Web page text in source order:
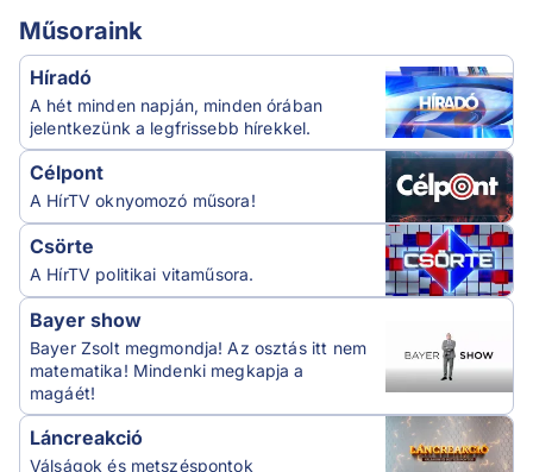
Műsoraink
Híradó
A hét minden napján, minden órában
jelentkezünk a legfrissebb hírekkel.
Célpont
A HírTV oknyomozó műsora!
Csörte
A HírTV politikai vitaműsora.
Bayer show
Bayer Zsolt megmondja! Az osztás itt nem
matematika! Mindenki megkapja a
magáét!
Láncreakció
Válságok és metszéspontok